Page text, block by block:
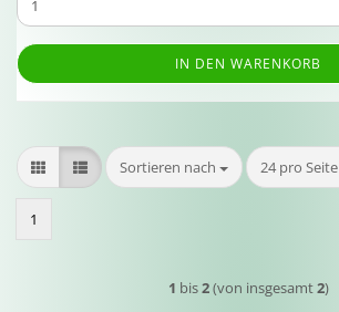
IN DEN WARENKORB
Sortieren nach
Sortieren nach 24 pro Seite
pro Seite
1
1 bis2(von insgesamt2)